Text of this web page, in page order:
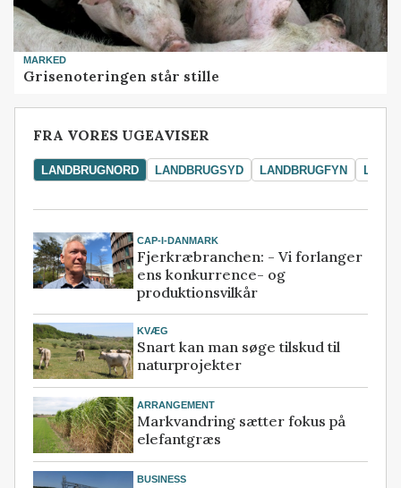
MARKED
Grisenoteringen står stille
FRA VORES UGEAVISER
LANDBRUGNORD LANDBRUGSYD LANDBRUGFYN
CAP-I-DANMARK
Fjerkræbranchen: - Vi forlanger
ens konkurrence- og
produktionsvilkår
KVÆG
Snart kan man søge tilskud til
naturprojekter
ARRANGEMENT
Markvandring sætter fokus på
elefantgræs
BUSINESS